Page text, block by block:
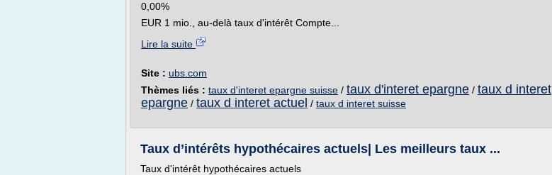
0,00%
EUR 1 mio., au-delà taux d'intérêt Compte...
Lire la suite
Site : ubs.com
Thèmes liés : taux d'interet epargne suisse / taux d'interet epargne / taux d interet
epargne / taux d interet actuel / taux d interet suisse
Taux d’intérêts hypothécaires actuels| Les meilleurs taux ...
Taux d'intérêt hypothécaires actuels